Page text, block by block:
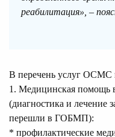
реабилитация», –
В перечень услуг ОСМС
1. Медицинская помощь
(диагностика и лечение
перешли в ГОБМП):
* профилактические